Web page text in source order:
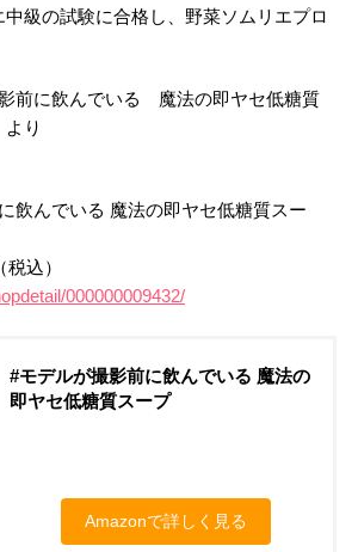
級の試験に合格し、野菜ソムリエプロ
前に飲んでいる 魔法の即ヤセ低糖質
り
飲んでいる 魔法の即ヤセ低糖質スー
込）
000000009432/
#モデルが撮影前に飲んでいる 魔法の
即ヤセ低糖質スープ
Amazonで詳しく見る